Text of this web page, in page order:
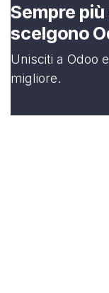
Sempre
scelgono
Unisciti a Odoo
migliore.